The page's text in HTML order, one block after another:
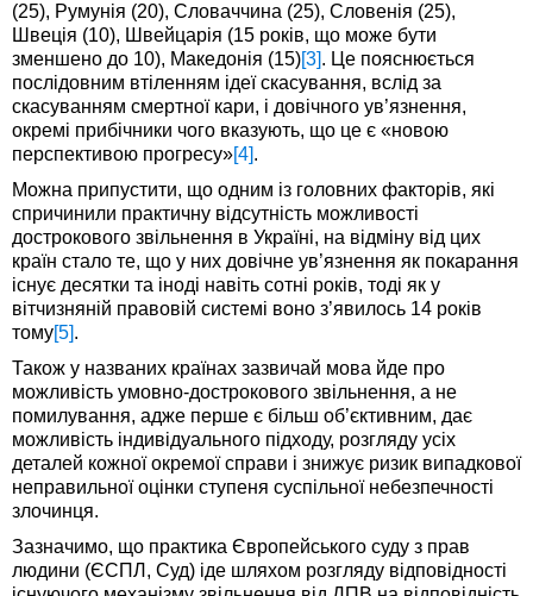
(25), Румунія (20), Словаччина (25), Словенія (25),
Швеція (10), Швейцарія (15 років, що може бути
зменшено до 10), Македонія (15) [3] . Це пояснюється
послідовним втіленням ідеї скасування, вслід за
скасуванням смертної кари, і довічного ув’язнення,
окремі прибічники чого вказують, що це є «новою
перспективою прогресу» [4] .
Можна припустити, що одним із головних факторів, які
спричинили практичну відсутність можливості
дострокового звільнення в Україні, на відміну від цих
країн стало те, що у них довічне ув’язнення як покарання
існує десятки та іноді навіть сотні років, тоді як у
вітчизняній правовій системі воно з’явилось 14 років
тому [5] .
Також у названих країнах зазвичай мова йде про
можливість умовно-дострокового звільнення, а не
помилування, адже перше є більш об’єктивним, дає
можливість індивідуального підходу, розгляду усіх
деталей кожної окремої справи і знижує ризик випадкової
неправильної оцінки ступеня суспільної небезпечності
злочинця.
Зазначимо, що практика Європейського суду з прав
людини (ЄСПЛ, Суд) іде шляхом розгляду відповідності